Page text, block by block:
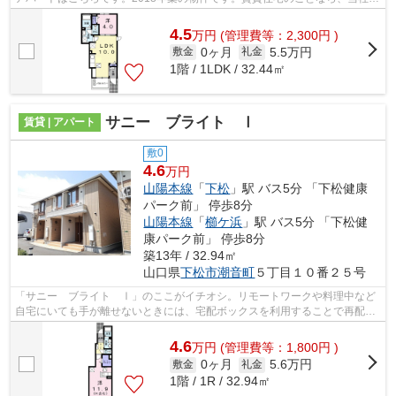
お任せください！お客様が満足してい...
4.5万円 (管理費等：2,300円 )
敷金 0ヶ月 礼金 5.5万円
1階 / 1LDK / 32.44㎡
賃貸 | アパート サニー ブライト Ⅰ
敷0
4.6万円
山陽本線 「下松 」駅 バス5分 「下松健康
パーク前」 停歩8分
山陽本線 「櫛ケ浜 」駅 バス5分 「下松健
康パーク前」 停歩8分
築13年 / 32.94㎡
山口県下松市潮音町５丁目１０番２５号
「サニー ブライト Ⅰ」のここがイチオシ。リモートワークや料理中など
自宅にいても手が離せないときには、宅配ボックスを利用することで再配達
する必要がありません。モニターで来訪...
4.6万円 (管理費等：1,800円 )
敷金 0ヶ月 礼金 5.6万円
1階 / 1R / 32.94㎡